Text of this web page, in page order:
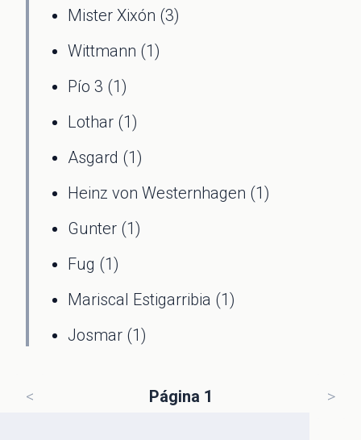
Mister Xixón (3)
Wittmann (1)
Pío 3 (1)
Lothar (1)
Asgard (1)
Heinz von Westernhagen (1)
Gunter (1)
Fug (1)
Mariscal Estigarribia (1)
Josmar (1)
< Página 1 >